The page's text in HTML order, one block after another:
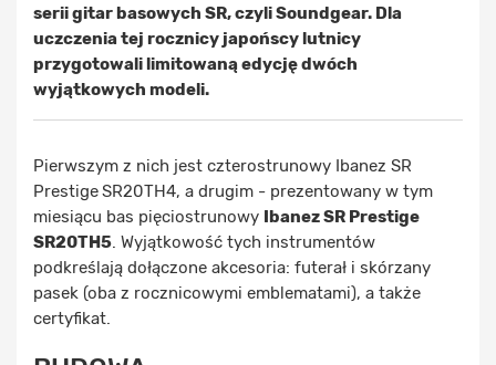
serii gitar basowych SR, czyli Soundgear. Dla
uczczenia tej rocznicy japońscy lutnicy
przygotowali limitowaną edycję dwóch
wyjątkowych modeli.
Pierwszym z nich jest czterostrunowy Ibanez SR
PrestigeSR20TH4, a drugim - prezentowany w tym
miesiącu bas pięciostrunowy Ibanez SR Prestige
SR20TH5. Wyjątkowość tych instrumentów
podkreślają dołączone akcesoria: futerał i skórzany
pasek (oba z rocznicowymi emblematami), a także
certyfikat.